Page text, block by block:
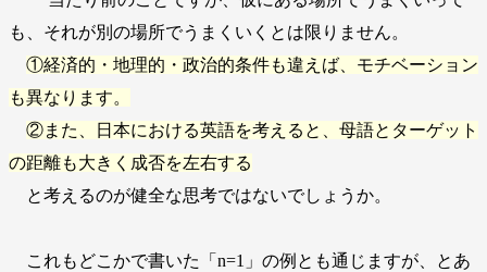
も、それが別の場所でうまくいくとは限りません。
①経済的・地理的・政治的条件も違えば、モチベーション
も異なります。
②また、日本における英語を考えると、母語とターゲット
の距離も大きく成否を左右する
と考えるのが健全な思考ではないでしょうか。
これもどこかで書いた「n=1」の例とも通じますが、とあ